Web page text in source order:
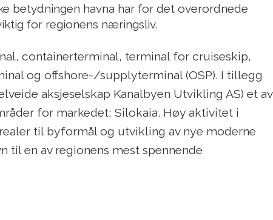
betydningen havna har for det overordnede
for regionens næringsliv.
containerterminal, terminal for cruiseskip,
og offshore-/supplyterminal (OSP). I tillegg
aksjeselskap Kanalbyen Utvikling AS) et av
for markedet; Silokaia. Høy aktivitet i
til byformål og utvikling av nye moderne
til en av regionens mest spennende